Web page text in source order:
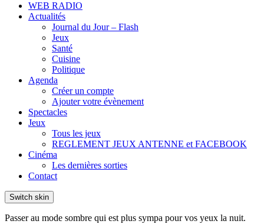
WEB RADIO
Actualités
Journal du Jour – Flash
Jeux
Santé
Cuisine
Politique
Agenda
Créer un compte
Ajouter votre évènement
Spectacles
Jeux
Tous les jeux
REGLEMENT JEUX ANTENNE et FACEBOOK
Cinéma
Les dernières sorties
Contact
Switch skin
Passer au mode sombre qui est plus sympa pour vos yeux la nuit.